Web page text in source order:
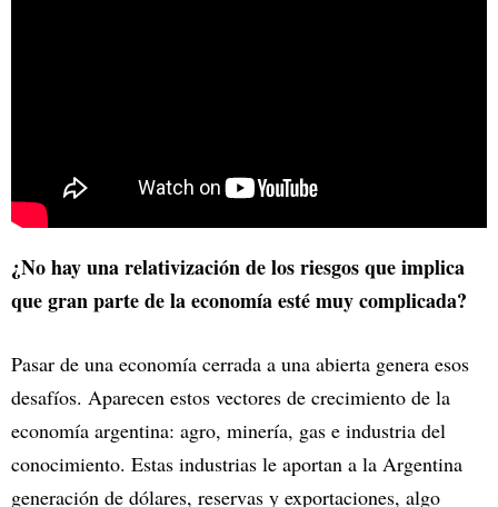
¿No hay una relativización de los riesgos que implica
que gran parte de la economía esté muy complicada?
Pasar de una economía cerrada a una abierta genera esos
desafíos. Aparecen estos vectores de crecimiento de la
economía argentina: agro, minería, gas e industria del
conocimiento. Estas industrias le aportan a la Argentina
generación de dólares, reservas y exportaciones, algo